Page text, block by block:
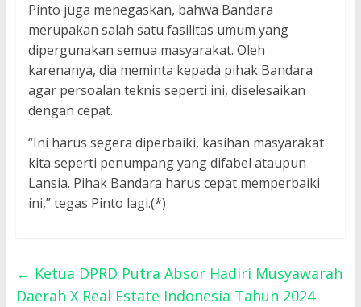
Pinto juga menegaskan, bahwa Bandara
merupakan salah satu fasilitas umum yang
dipergunakan semua masyarakat. Oleh
karenanya, dia meminta kepada pihak Bandara
agar persoalan teknis seperti ini, diselesaikan
dengan cepat.
“Ini harus segera diperbaiki, kasihan masyarakat
kita seperti penumpang yang difabel ataupun
Lansia. Pihak Bandara harus cepat memperbaiki
ini,” tegas Pinto lagi.(*)
← Ketua DPRD Putra Absor Hadiri Musyawarah
Daerah X Real Estate Indonesia Tahun 2024